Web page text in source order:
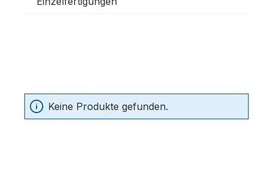
Keine Produkte gefunden.